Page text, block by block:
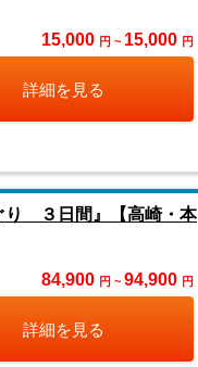
15,000 円 ~ 15,000 円
詳細を見る
り ３日間』【高崎・本
84,900 円 ~ 94,900 円
詳細を見る